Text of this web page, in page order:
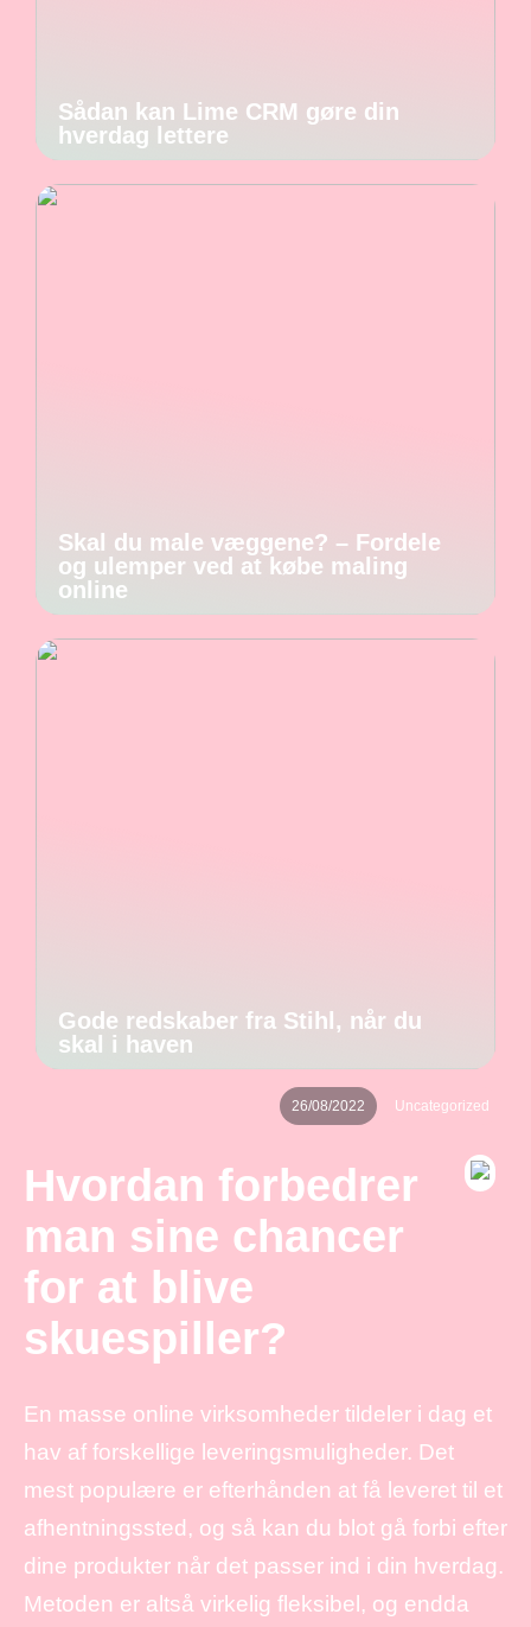
Sådan kan Lime CRM gøre din
hverdag lettere
Skal du male væggene? – Fordele
og ulemper ved at købe maling
online
Gode redskaber fra Stihl, når du
skal i haven
26/08/2022 Uncategorized
Hvordan forbedrer
man sine chancer
for at blive
skuespiller?
En masse online virksomheder tildeler i dag et
hav af forskellige leveringsmuligheder. Det
mest populære er efterhånden at få leveret til et
afhentningssted, og så kan du blot gå forbi efter
dine produkter når det passer ind i din hverdag.
Metoden er altså virkelig fleksibel, og endda